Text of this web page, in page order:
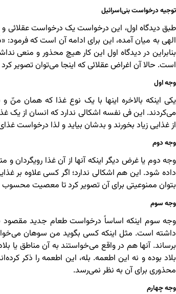
توجیه درخواست بنی‌اسرائیل
طبق دیدگاه اول، این درخواست یک درخواست
الهی به میان آمده، این برای ادامه آن است که فرمود:
بنابراین در دیدگاه اول این کار هیچ محذور و منعی
است. حالا آن اغراض عقلائی که اینجا می‌توان تصویر
وجه اول
یکی اینکه بالاخره اینها با یک نوع غذا که همان
می‌کردند. این فی نفسه اشکالی ندارد که انسان از یک
از غذایی زیاد بخورند و بدشان بیاید و لذا درخواست
وجه دوم
وجه دوم یا غرض دیگر اینکه آنها از آن غذا رویگردان
داده شود. این هم اشکالی ندارد؛ اگر کسی علاوه بر
بتوان ممنوعیتی برای آن تصویر کرد تا معصیت
وجه سوم
وجه سوم اینکه اساساً درخواست طعام جدید مقصود
داشته است. مثل اینکه کسی بگوید من سوهان
برساند. آنها هم در واقع می‌خواستند به آن مناطق یا
بلاد بوده و نه این اطعمه. بله، این اطعمه را
محذوری برای آن به نظر نمی‌رسد.
وجه چهارم